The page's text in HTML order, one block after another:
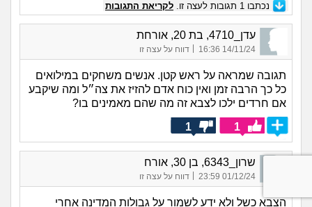
נכתבו 1 תגובות לעצה זו. לקריאת התגובות
עדן_4710, בת 20, אורחת
14/11/24 16:36 דווח על עצה זו
תגובה שמראה על ראש קטן. אנשים משחקים במילואים
כל כך הרבה זמן ואין כוח אדם להזיז את צה״ל ומה שיקבע
אם חרדים ילכו לצבא זה מה שהם מאמינים בו?
1
1
שרון_6343, בן 30, אורח
01/12/24 23:59
| דווח על עצה זו
הצבא כשל ולא ידע לשמור על גבולות המדינה אחרי